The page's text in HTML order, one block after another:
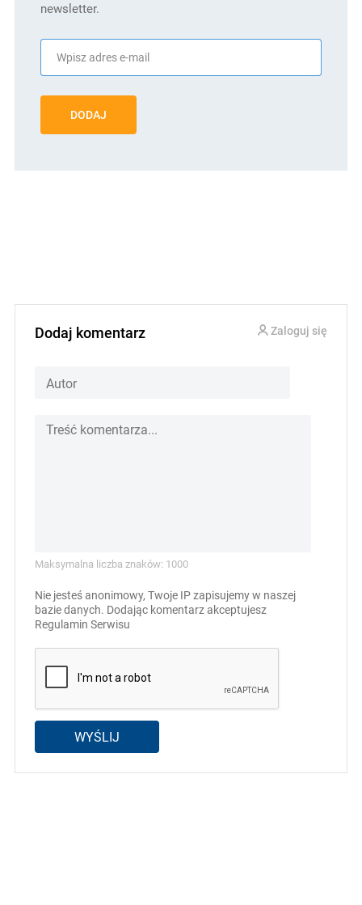
newsletter.
DODAJ
Dodaj komentarz Zaloguj się
Maksymalna liczba znaków: 1000
Nie jesteś anonimowy, Twoje IP zapisujemy w naszej
bazie danych. Dodając komentarz akceptujesz
Regulamin Serwisu
WYŚLIJ